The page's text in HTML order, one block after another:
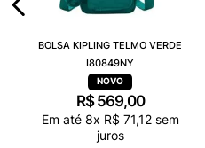
BOLSA KIPLING TELMO VERDE
I80849NY
R$ 569,00
Em até 8x R$ 71,12sem
juros